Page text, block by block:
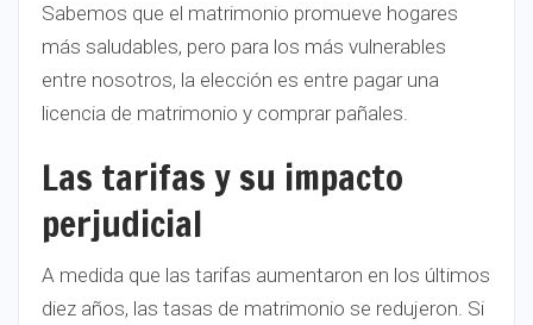
Sabemos que el matrimonio promueve hogares
más saludables, pero para los más vulnerables
entre nosotros, la elección es entre pagar una
licencia de matrimonio y comprar pañales.
Las tarifas y su impacto
perjudicial
A medida que las tarifas aumentaron en los últimos
diez años, las tasas de matrimonio se redujeron. Si